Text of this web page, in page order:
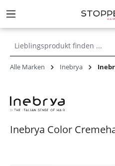
springen
Alle Marken Inebrya
Inebrya Color